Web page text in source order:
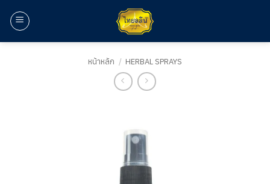
หน้าหลัก / HERBAL SPRAYS